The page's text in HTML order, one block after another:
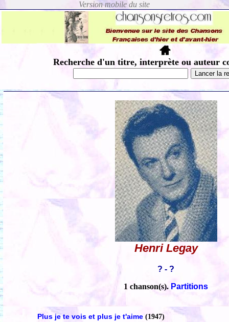
Recherche d'un titre, interprète ou auteur
Henri Legay
? - ?
1 chanson(s). Partitions
Plus je te vois et plus je t'aime (1947)